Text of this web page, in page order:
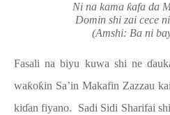
Ni na kama ƙafa da
Domin shi zai cece
(Amshi: Ba ni
Fasali na biyu kuwa shi neɗ
waƙoƙin Sa’in Makafin Zazzau
kiɗan fiyano. Sadi Sidi Sharifai